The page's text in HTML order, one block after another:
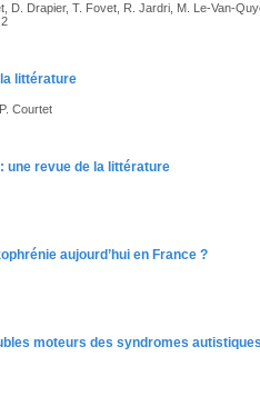
D. Drapier, T. Fovet, R. Jardri, M. Le-Van-
littérature
Courtet
une revue de la littérature
aujourd’hui en France ?
moteurs des syndromes autistiques